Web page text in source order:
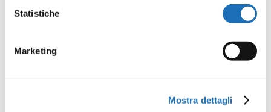
Statistiche
Marketing
Mostra dettagli
Opere della
Virtuale
Continua a scoprire tutte le